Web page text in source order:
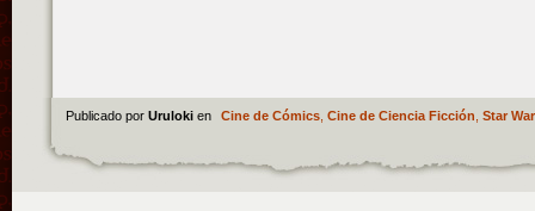
Publicado por Uruloki en Cine de Cómics, Cine de Ciencia Ficción Star